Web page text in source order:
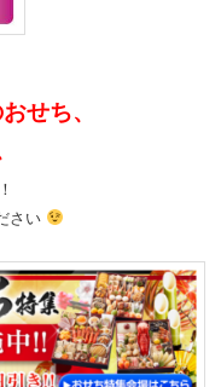
せち、
さい